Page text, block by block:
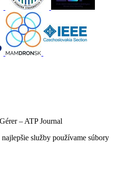
– ATP Journal
služby používame súbory